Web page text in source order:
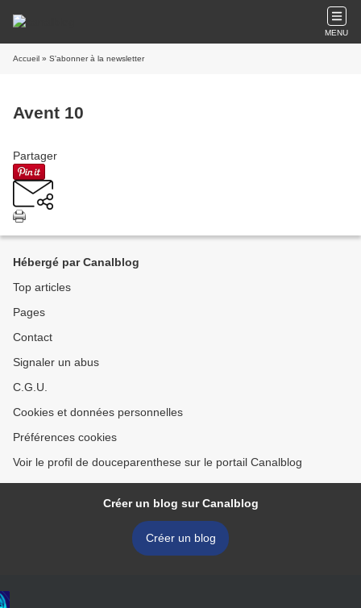
MENU
Accueil » S'abonner à la newsletter
Avent 10
Partager
Hébergé par Canalblog
Top articles
Pages
Contact
Signaler un abus
C.G.U.
Cookies et données personnelles
Préférences cookies
Voir le profil de douceparenthese sur le portail Canalblog
Créer un blog sur Canalblog
Créer un blog